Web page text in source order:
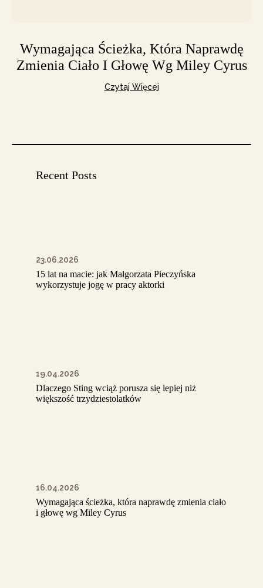
Wymagająca Ścieżka, Która Naprawdę
Zmienia Ciało I Głowę Wg Miley Cyrus
Czytaj Więcej
Recent Posts
23.06.2026
15 lat na macie: jak Małgorzata Pieczyńska
wykorzystuje jogę w pracy aktorki
19.04.2026
Dlaczego Sting wciąż porusza się lepiej niż
większość trzydziestolatków
16.04.2026
Wymagająca ścieżka, która naprawdę zmienia ciało
i głowę wg Miley Cyrus